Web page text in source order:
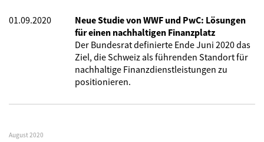
01.09.2020
Neue Studie von WWF und PwC: Lösungen
für einen nachhaltigen Finanzplatz
Der Bundesrat definierte Ende Juni 2020 das
Ziel, die Schweiz als führenden Standort für
nachhaltige Finanzdienstleistungen zu
positionieren.
August 2020